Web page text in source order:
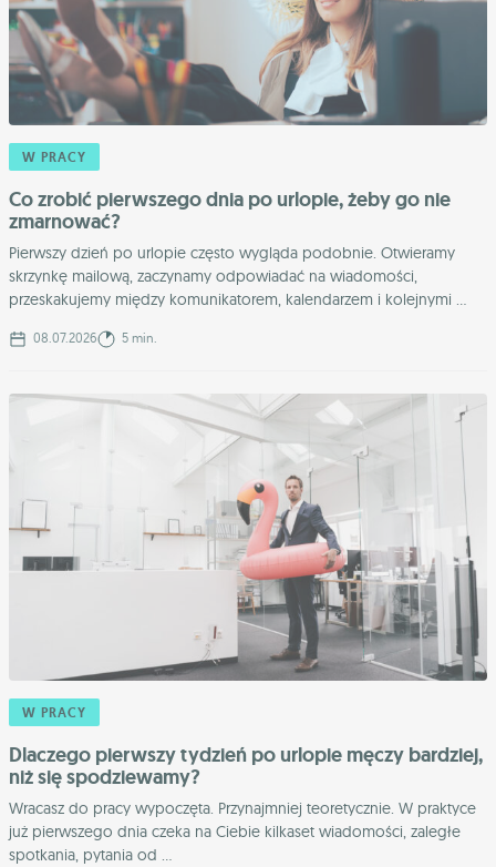
W PRACY
Co zrobić pierwszego dnia po urlopie, żeby go nie
zmarnować?
Pierwszy dzień po urlopie często wygląda podobnie. Otwieramy
skrzynkę mailową, zaczynamy odpowiadać na wiadomości,
przeskakujemy między komunikatorem, kalendarzem i kolejnymi ...
08.07.2026 5 min.
W PRACY
Dlaczego pierwszy tydzień po urlopie męczy bardziej,
niż się spodziewamy?
Wracasz do pracy wypoczęta. Przynajmniej teoretycznie. W praktyce
już pierwszego dnia czeka na Ciebie kilkaset wiadomości, zaległe
spotkania, pytania od ...